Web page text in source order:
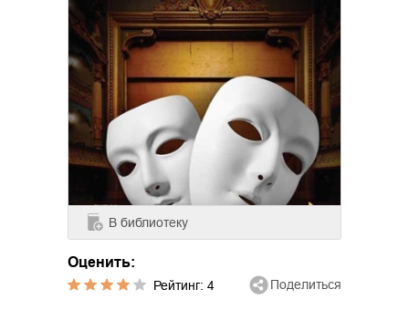
В библиотеку
Оценить:
Рейтинг: 4 Поделиться